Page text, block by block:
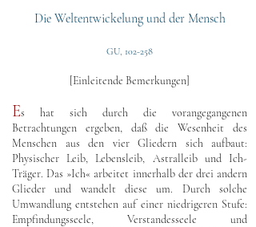
Die Weltentwickelung und der Mensch
GU, 102-258
[Einleitende Bemerkungen]
Es hat sich durch die vorangegangenen
Betrachtungen ergeben, daß die Wesenheit des
Menschen aus den vier Gliedern sich aufbaut:
Physischer Leib, Lebensleib, Astralleib und Ich-
Träger. Das »Ich« arbeitet innerhalb der drei andern
Glieder und wandelt diese um. Durch solche
Umwandlung entstehen auf einer niedrigeren Stufe:
Empfindungsseele, Verstandesseele und